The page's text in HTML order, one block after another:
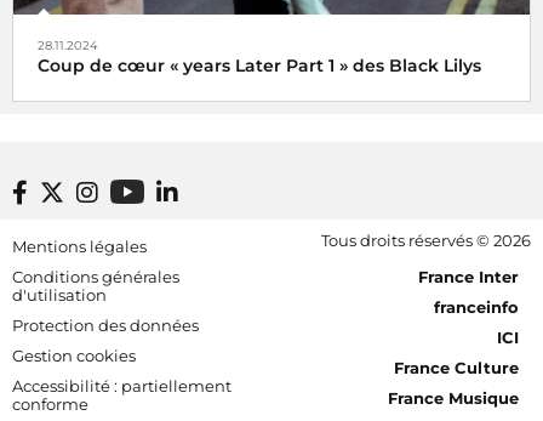
28.11.2024
Coup de cœur « years Later Part 1 » des Black Lilys
Black Lilys, une caresse magique et émotionnelle pop
folk
Radio France, le 2 décembre 2024
Footer bottom
Mentions légales
Conditions générales
d'utilisation
Protection des données
Gestion cookies
Accessibilité : partiellement
conforme
Tous droits réservés © 2026
[RDF] Pied de page - Mobile
France Inter
franceinfo
ICI
France Culture
France Musique